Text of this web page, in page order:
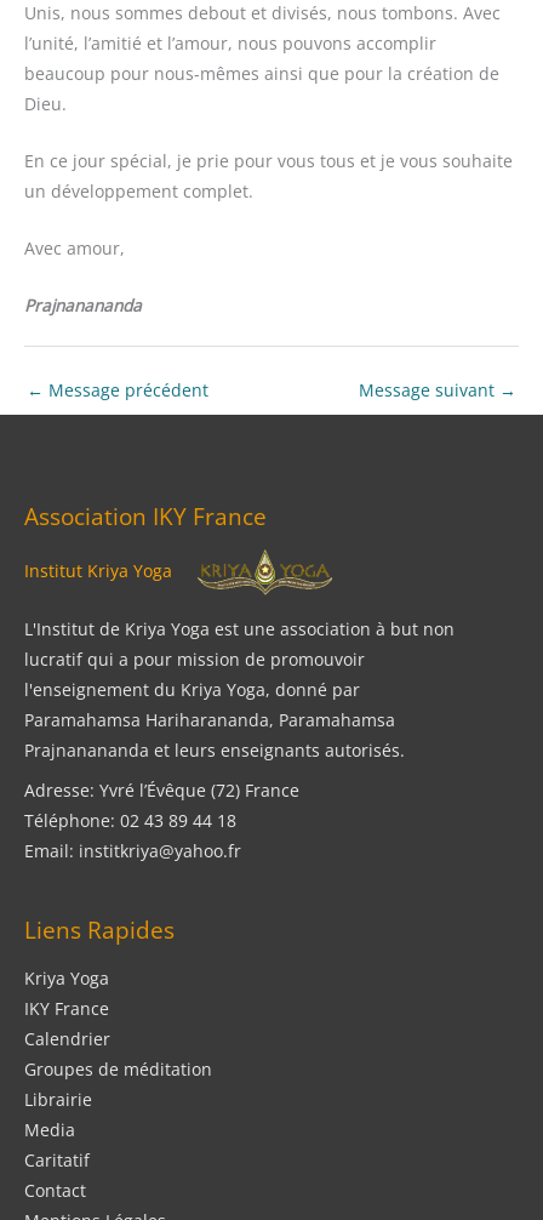
Unis, nous sommes debout et divisés, nous tombons. Avec
l’unité, l’amitié et l’amour, nous pouvons accomplir
beaucoup pour nous-mêmes ainsi que pour la création de
Dieu.
En ce jour spécial, je prie pour vous tous et je vous souhaite
un développement complet.
Avec amour,
Prajnanananda
← Message précédent Message suivant →
Association IKY France
Institut Kriya Yoga
L'Institut de Kriya Yoga est une association à but non
lucratif qui a pour mission de promouvoir
l'enseignement du Kriya Yoga, donné par
Paramahamsa Hariharananda, Paramahamsa
Prajnanananda et leurs enseignants autorisés.
Adresse: Yvré l’Évêque (72) France
Téléphone: 02 43 89 44 18
Email: institkriya@yahoo.fr
Liens Rapides
Kriya Yoga
IKY France
Calendrier
Groupes de méditation
Librairie
Media
Caritatif
Contact